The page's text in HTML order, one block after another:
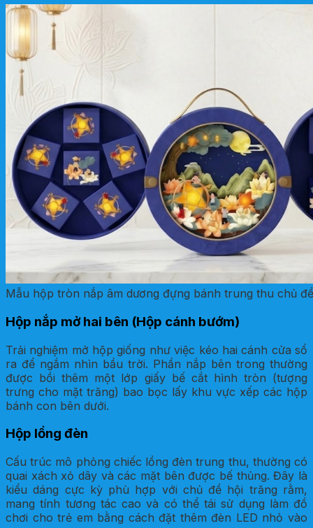
Mẫu hộp tròn nắp âm dương đựng bánh trung thu chủ
Hộp nắp mở hai bên (Hộp cánh bướm)
Trải nghiệm mở hộp giống như việc kéo hai cánh cửa sổ
ra để ngắm nhìn bầu trời. Phần nắp bên trong thường
được bồi thêm một lớp giấy bế cắt hình tròn (tượng
trưng cho mặt trăng) bao bọc lấy khu vực xếp các hộp
bánh con bên dưới.
Hộp lồng đèn
Cấu trúc mô phỏng chiếc lồng đèn trung thu, thường có
quai xách xỏ dây và các mặt bên được bế thủng. Đây là
kiểu dáng cực kỳ phù hợp với chủ đề hội trăng rằm,
mang tính tương tác cao và có thể tái sử dụng làm đồ
chơi cho trẻ em bằng cách đặt thêm đèn LED nhỏ vào